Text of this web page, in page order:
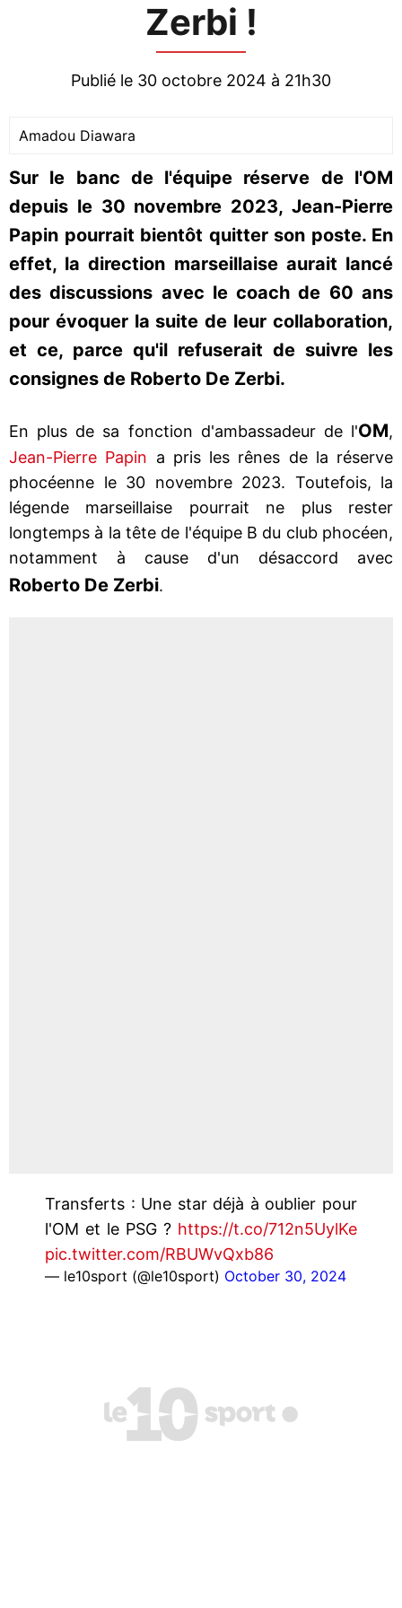
Zerbi !
Publié le 30 octobre 2024 à 21h30
Amadou Diawara
Sur le banc de l'équipe réserve de l'OM
depuis le 30 novembre 2023, Jean-Pierre
Papin pourrait bientôt quitter son poste. En
effet, la direction marseillaise aurait lancé
des discussions avec le coach de 60 ans
pour évoquer la suite de leur collaboration,
et ce, parce qu'il refuserait de suivre les
consignes de Roberto De Zerbi.
En plus de sa fonction d'ambassadeur de l'OM,
Jean-Pierre Papin a pris les rênes de la réserve
phocéenne le 30 novembre 2023. Toutefois, la
légende marseillaise pourrait ne plus rester
longtemps à la tête de l'équipe B du club phocéen,
notamment à cause d'un désaccord avec
Roberto De Zerbi.
Transferts : Une star déjà à oublier pour
l'OM et le PSG ? https://t.co/712n5UylKe
pic.twitter.com/RBUWvQxb86
— le10sport (@le10sport) October 30, 2024